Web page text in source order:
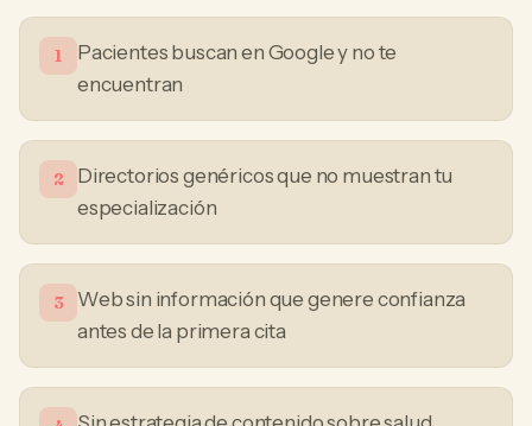
1
Pacientes buscan en Google y no te
encuentran
2
Directorios genéricos que no muestran tu
especialización
3
Web sin información que genere confianza
antes de la primera cita